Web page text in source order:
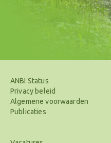
ANBI Status
Privacy beleid
Algemene voorwaarden
Publicaties